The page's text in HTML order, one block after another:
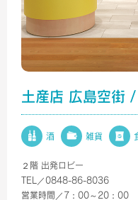
土産店 広島空街
酒 雑貨
２階 出発ロビー
TEL／0848-86-8036
営業時間／7：00～20：00